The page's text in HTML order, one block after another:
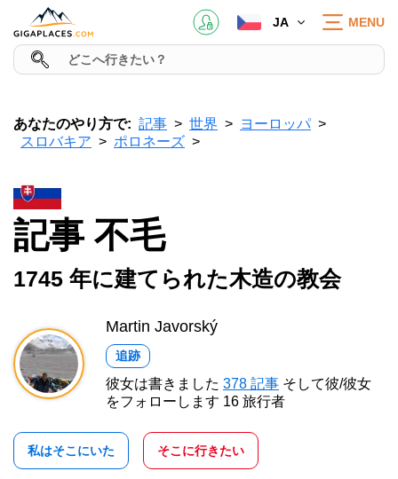
JA MENU
あなたのやり方で: 記事 世界
ヨーロッパ
スロバキア
ポロネーズ
記事 不毛
1745 年に建てられた木造の教会
Martin Javorský
追跡
彼女は書きました 378 記事 そして彼/彼女
をフォローします 16 旅行者
私はそこにいた そこに行きたい